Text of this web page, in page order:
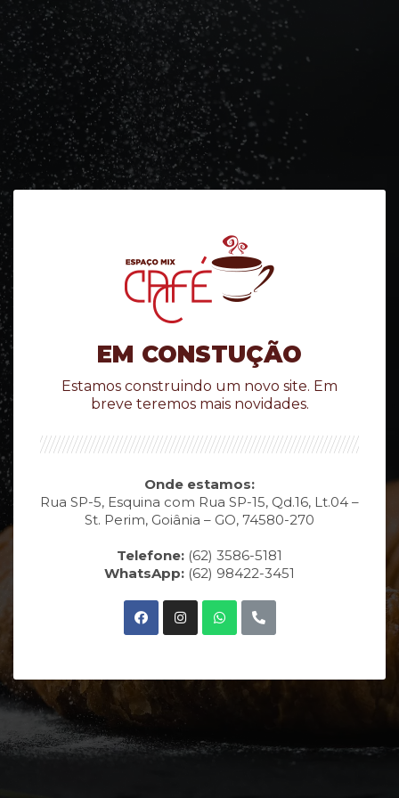
EM CONSTUÇÃO
Estamos construindo um novo site. Em
breve teremos mais novidades.
Onde estamos:
Rua SP-5, Esquina com Rua SP-15, Qd.16, Lt.04 –
St. Perim, Goiânia – GO, 74580-270
Telefone: (62) 3586-5181
WhatsApp: (62) 98422-3451